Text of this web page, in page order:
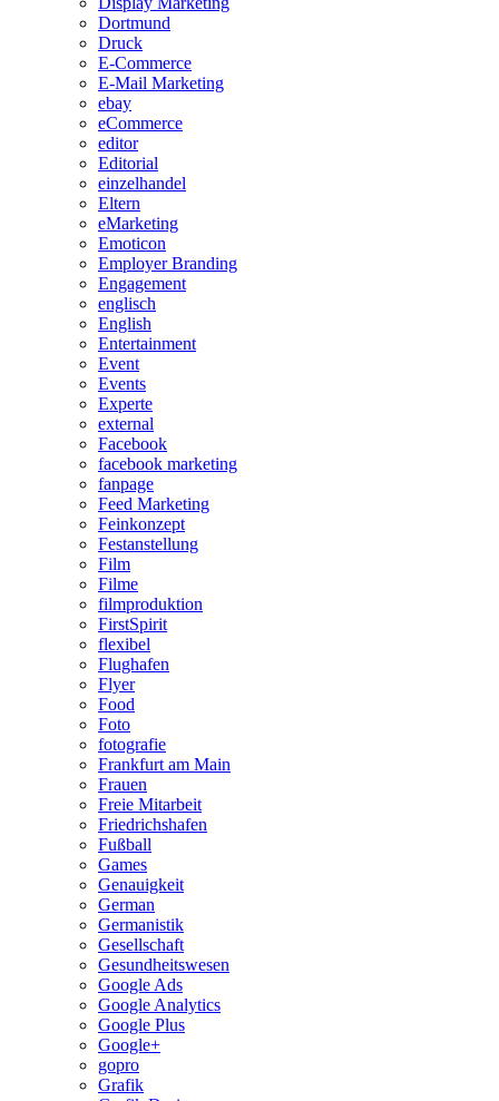
Dortmund
Druck
E-Commerce
E-Mail Marketing
ebay
eCommerce
editor
Editorial
einzelhandel
Eltern
eMarketing
Emoticon
Employer Branding
Engagement
englisch
English
Entertainment
Event
Events
Experte
external
Facebook
facebook marketing
fanpage
Feed Marketing
Feinkonzept
Festanstellung
Film
Filme
filmproduktion
FirstSpirit
flexibel
Flughafen
Flyer
Food
Foto
fotografie
Frankfurt am Main
Frauen
Freie Mitarbeit
Friedrichshafen
Fußball
Games
Genauigkeit
German
Germanistik
Gesellschaft
Gesundheitswesen
Google Ads
Google Analytics
Google Plus
Google+
gopro
Grafik